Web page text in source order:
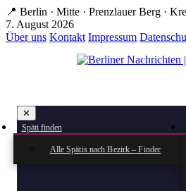
Zum
Hauptinhalt
springen
📍 Berlin · Mitte · Prenzlauer Berg ·
7. August 2026
Über uns Kontakt Impressum
✕
Späti finden
Alle Spätis nach Bezirk – Finder